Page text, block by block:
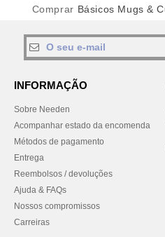
Comprar Básicos Mugs &
INFORMAÇÃO
Sobre Needen
Acompanhar estado da encomenda
Métodos de pagamento
Entrega
Reembolsos / devoluções
Ajuda & FAQs
Nossos compromissos
Carreiras